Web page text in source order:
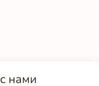
с нами